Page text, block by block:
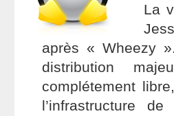
La
après « Wheezy
distribution
complétement
l’infrastructure